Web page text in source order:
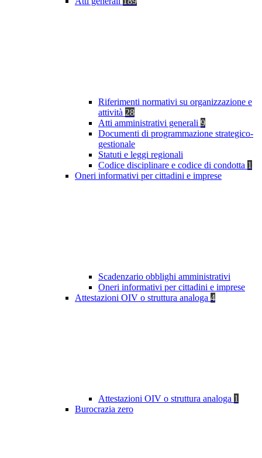
Riferimenti normativi su organizzazione e
attività 28
Atti amministrativi generali 9
Documenti di programmazione strategico-
gestionale
Statuti e leggi regionali
Codice disciplinare e codice di condotta 1
Oneri informativi per cittadini e imprese
Scadenzario obblighi amministrativi
Oneri informativi per cittadini e imprese
Attestazioni OIV o struttura analoga 4
Attestazioni OIV o struttura analoga 1
Burocrazia zero